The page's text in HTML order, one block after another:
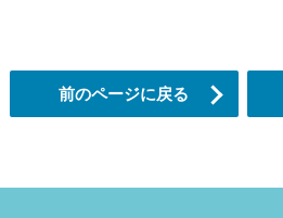
前のページに戻る